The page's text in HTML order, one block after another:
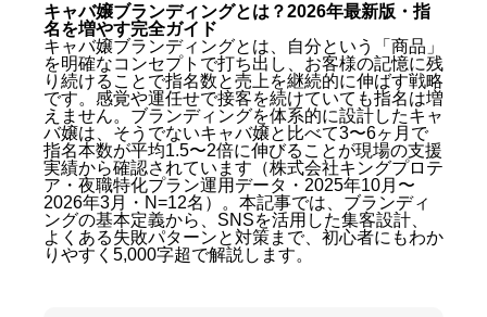
キャバ嬢ブランディングとは？2026年最新版・指
名を増やす完全ガイド
キャバ嬢ブランディングとは、自分という「商品」
を明確なコンセプトで打ち出し、お客様の記憶に残
り続けることで指名数と売上を継続的に伸ばす戦略
です。感覚や運任せで接客を続けていても指名は増
えません。ブランディングを体系的に設計したキャ
バ嬢は、そうでないキャバ嬢と比べて3〜6ヶ月で
指名本数が平均1.5〜2倍に伸びることが現場の支援
実績から確認されています（株式会社キングプロテ
ア・夜職特化プラン運用データ・2025年10月〜
2026年3月・N=12名）。本記事では、ブランディ
ングの基本定義から、SNSを活用した集客設計、
よくある失敗パターンと対策まで、初心者にもわか
りやすく5,000字超で解説します。